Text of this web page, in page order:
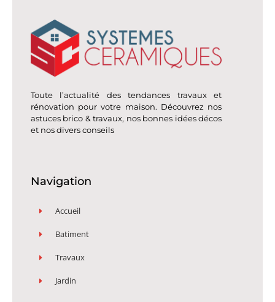
Toute l’actualité des tendances travaux et
rénovation pour votre maison. Découvrez nos
astuces brico & travaux, nos bonnes idées décos
et nos divers conseils
Navigation
Accueil
Batiment
Travaux
Jardin